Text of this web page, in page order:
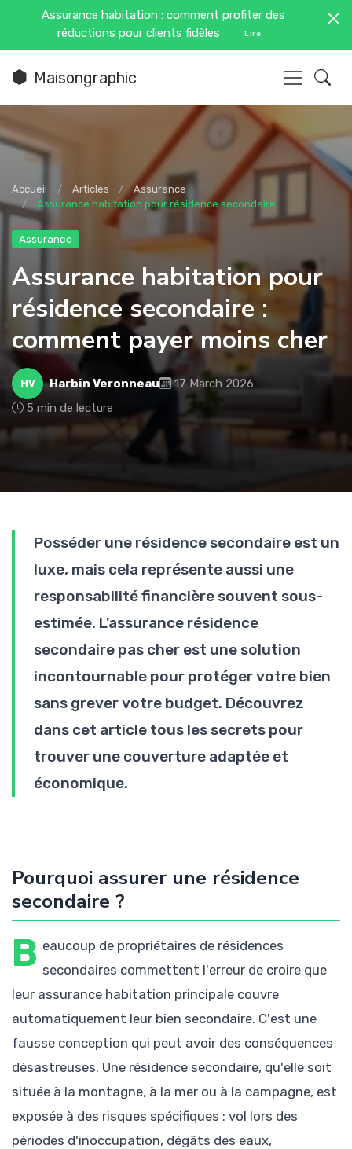
Assurance habitation : comment profiter des
réductions pour clients fidèles
Lire
Maisongraphic
Accueil Articles
Assurance
Assurance habitation pour résidence secondaire ...
Assurance
Assurance habitation pour
résidence secondaire :
comment payer moins cher
HV Harbin Veronneau
17 March 2026
5 min de lecture
Posséder une résidence secondaire est un
luxe, mais cela représente aussi une
responsabilité financière souvent sous-
estimée. L'assurance résidence
secondaire pas cher est une solution
incontournable pour protéger votre bien
sans grever votre budget. Découvrez
dans cet article tous les secrets pour
trouver une couverture adaptée et
économique.
Pourquoi assurer une résidence
secondaire ?
B eaucoup de propriétaires de résidences
secondaires commettent l'erreur de croire que
leur assurance habitation principale couvre
automatiquement leur bien secondaire. C'est une
fausse conception qui peut avoir des conséquences
désastreuses. Une résidence secondaire, qu'elle soit
située à la montagne, à la mer ou à la campagne, est
exposée à des risques spécifiques : vol lors des
périodes d'inoccupation, dégâts des eaux,